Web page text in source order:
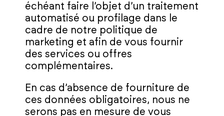
échéant faire l’objet d’un traitement
automatisé ou profilage dans le
cadre de notre politique de
marketing et afin de vous fournir
des services ou offres
complémentaires.
En cas d’absence de fourniture de
ces données obligatoires, nous ne
serons pas en mesure de vous